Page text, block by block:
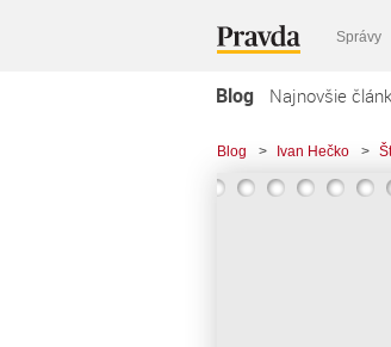
Správy
Blog Najnovšie
Blog > Ivan Hečko >